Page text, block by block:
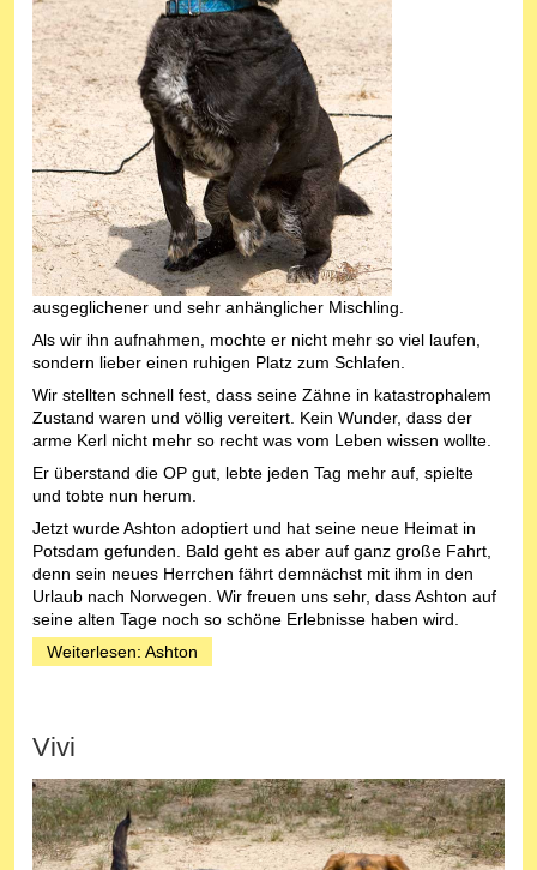
ausgeglichener und sehr anhänglicher Mischling.
Als wir ihn aufnahmen, mochte er nicht mehr so viel laufen,
sondern lieber einen ruhigen Platz zum Schlafen.
Wir stellten schnell fest, dass seine Zähne in katastrophalem
Zustand waren und völlig vereitert. Kein Wunder, dass der
arme Kerl nicht mehr so recht was vom Leben wissen wollte.
Er überstand die OP gut, lebte jeden Tag mehr auf, spielte
und tobte nun herum.
Jetzt wurde Ashton adoptiert und hat seine neue Heimat in
Potsdam gefunden. Bald geht es aber auf ganz große Fahrt,
denn sein neues Herrchen fährt demnächst mit ihm in den
Urlaub nach Norwegen. Wir freuen uns sehr, dass Ashton auf
seine alten Tage noch so schöne Erlebnisse haben wird.
Weiterlesen: Ashton
Vivi